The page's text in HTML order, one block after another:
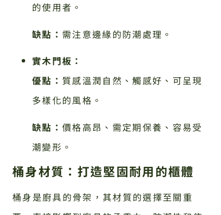
的使用者。
缺點： 需注意邊緣的防潮處理。
實木門板：
優點： 質感溫潤自然、觸感好、可呈現
多樣化的風格。
缺點：價格高昂、需定期保養、容易受
潮變形。
桶身材質：打造堅固耐用的櫃體
桶身是廚具的骨架，其材質的選擇至關重